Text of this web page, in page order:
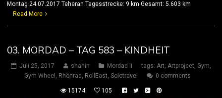
Montag 24.07.2017 Teheran Tagesstrecke: 9 km Gesamt: 5.603 km
Read More
03. MORDAD – TAG 583 – KINDHEIT
Juli 25, 2017 shahin Mordad II tags: Art, Artproject, Gym,
Gym Wheel , Rhönrad , RollEast, Solotravel 0 comments
15174 105